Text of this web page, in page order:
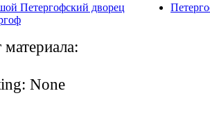
Петергофский дворец
материала:
None